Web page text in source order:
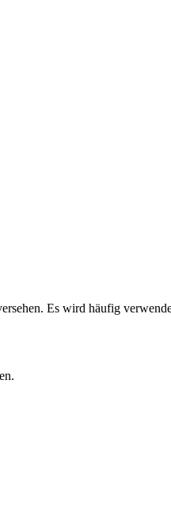
Es wird häufig